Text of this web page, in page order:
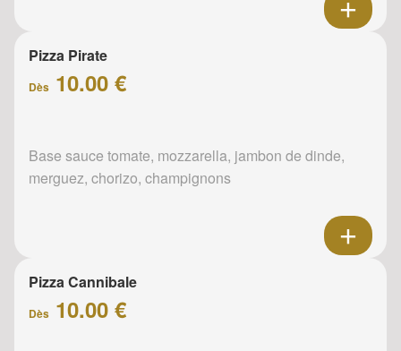
Pizza Pirate
Dès 10.00 €
Base sauce tomate, mozzarella, jambon de dinde,
merguez, chorizo, champignons
Pizza Cannibale
Dès 10.00 €